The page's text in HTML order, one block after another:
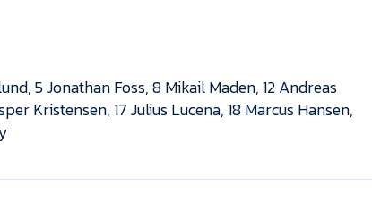
5 Jonathan Foss, 8 Mikail Maden, 12 Andreas
Kristensen, 17 Julius Lucena, 18 Marcus Hansen,